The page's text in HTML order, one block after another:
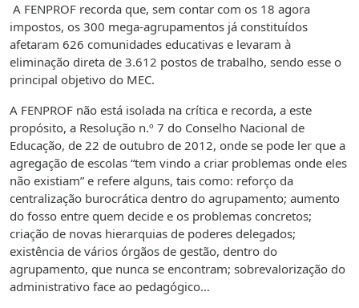
A FENPROF recorda que, sem contar com os 18 agora
impostos, os 300 mega-agrupamentos já constituídos
afetaram 626 comunidades educativas e levaram à
eliminação direta de 3.612 postos de trabalho, sendo esse o
principal objetivo do MEC.
A FENPROF não está isolada na crítica e recorda, a este
propósito, a Resolução n.º 7 do Conselho Nacional de
Educação, de 22 de outubro de 2012, onde se pode ler que a
agregação de escolas “tem vindo a criar problemas onde eles
não existiam” e refere alguns, tais como: reforço da
centralização burocrática dentro do agrupamento; aumento
do fosso entre quem decide e os problemas concretos;
criação de novas hierarquias de poderes delegados;
existência de vários órgãos de gestão, dentro do
agrupamento, que nunca se encontram; sobrevalorização do
administrativo face ao pedagógico…